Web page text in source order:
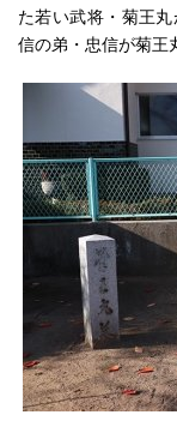
た若い武将・菊王
信の弟・忠信が菊王